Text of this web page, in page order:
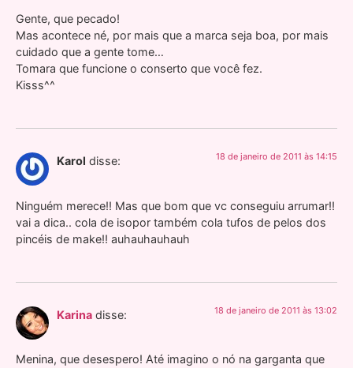
Gente, que pecado!
Mas acontece né, por mais que a marca seja boa, por mais
cuidado que a gente tome…
Tomara que funcione o conserto que você fez.
Kisss^^
Karol disse: 18 de janeiro de 2011 às 14:15
Ninguém merece!! Mas que bom que vc conseguiu arrumar!!
vai a dica.. cola de isopor também cola tufos de pelos dos
pincéis de make!! auhauhauhauh
Karina disse: 18 de janeiro de 2011 às 13:02
Menina, que desespero! Até imagino o nó na garganta que